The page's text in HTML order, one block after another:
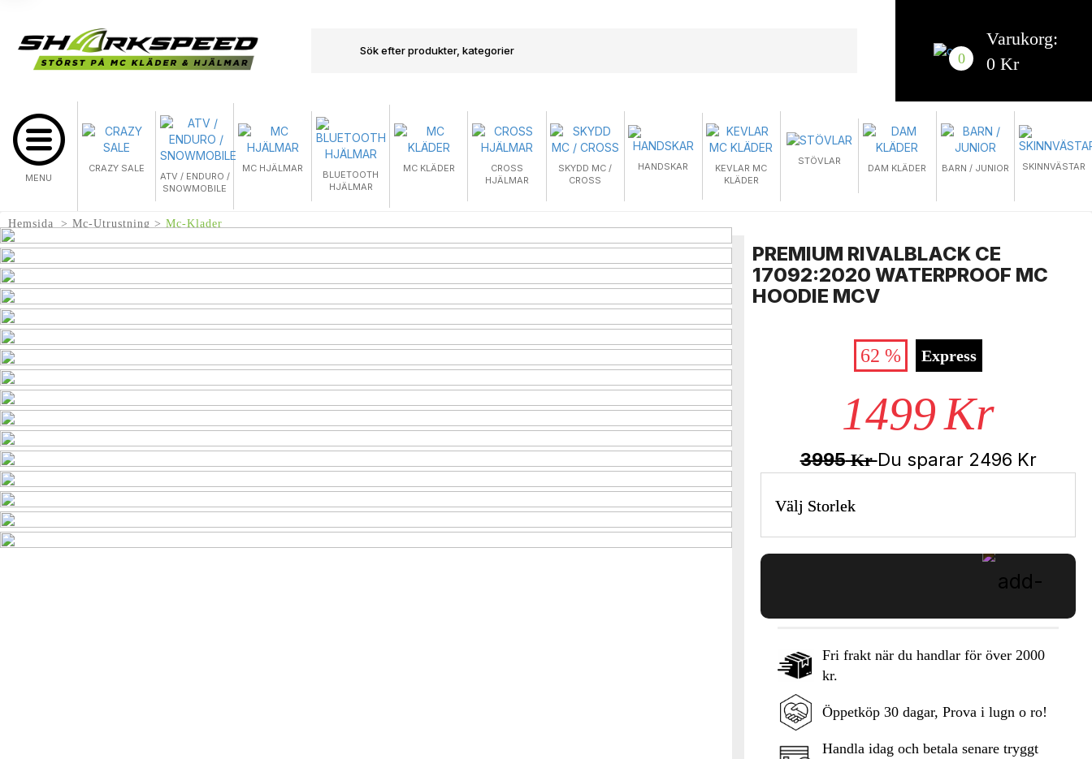
0
Varukorg:
0 Kr
MENU
CRAZY SALE
ATV / ENDURO /
SNOWMOBILE
MC HJÄLMAR
BLUETOOTH
HJÄLMAR
MC KLÄDER
CROSS
HJÄLMAR
SKYDD MC /
CROSS
HANDSKAR
KEVLAR MC
KLÄDER
STÖVLAR
DAM KLÄDER BARN / JUNIOR SKINNVÄSTAR
Hemsida Mc-Utrustning Mc-Klader
PREMIUM RIVALBLACK CE
17092:2020 WATERPROOF MC
HOODIE MCV
62 % Express
1499Kr
3995KrDu sparar 2496 Kr
Välj Storlek
Lägg i varukorgen
Fri frakt när du handlar för över 2000
kr.
Öppetköp 30 dagar, Prova i lugn o ro!
Handla idag och betala senare tryggt